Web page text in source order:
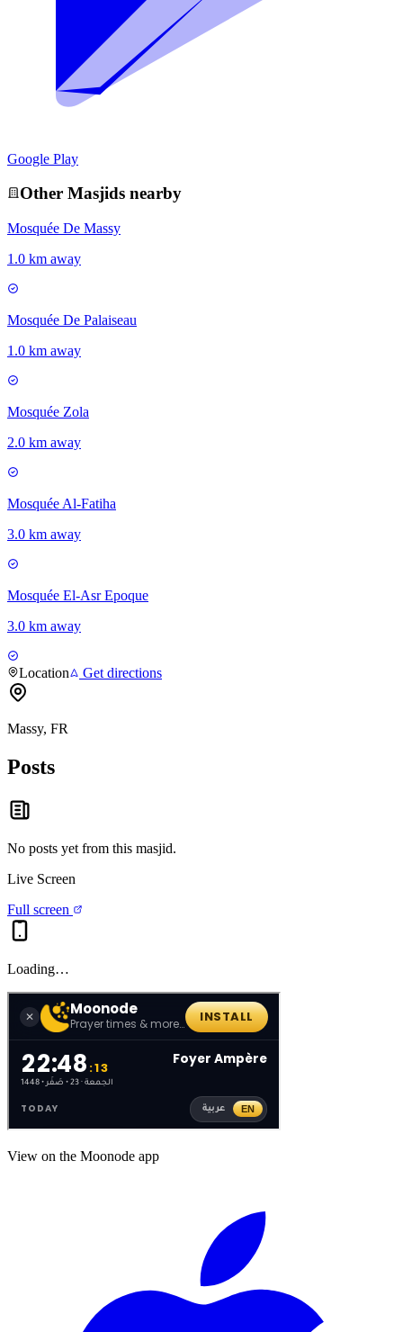
Google Play
Other Masjids nearby
Mosquée De Massy
1.0 km away
Mosquée De Palaiseau
1.0 km away
Mosquée Zola
2.0 km away
Mosquée Al-Fatiha
3.0 km away
Mosquée El-Asr Epoque
3.0 km away
Location Get directions
Massy, FR
Posts
No posts yet from this masjid.
Live Screen
Full screen
Loading…
View on the Moonode app